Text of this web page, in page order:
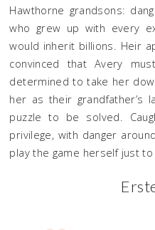
Hawthorne grandsons:
who grew up with every
would inherit billions. Heir
convinced that Avery
determined to take her
her as their grandfather’s
puzzle to be solved.
privilege, with danger
play the game herself just